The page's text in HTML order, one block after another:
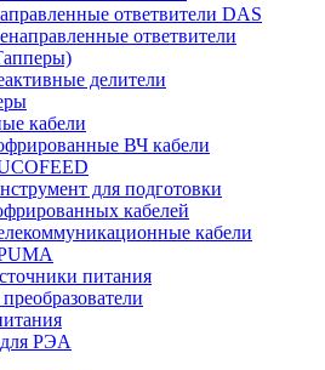
ответвители DAS
ответвители
делители
кабели
ВЧ кабели
для подготовки
кабелей
кабели
питания
РЭА